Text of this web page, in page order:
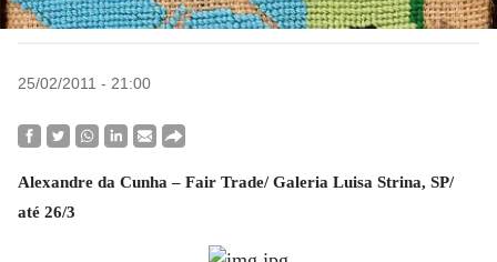
25/02/2011 - 21:00
Alexandre da Cunha – Fair Trade/ Galeria Luisa Strina, SP/
até 26/3